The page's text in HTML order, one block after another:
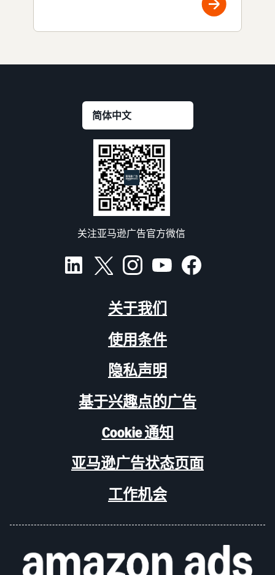
关注亚马逊广告官方微信
关于我们
使用条件
隐私声明
基于兴趣点的广告
Cookie 通知
亚马逊广告状态页面
工作机会